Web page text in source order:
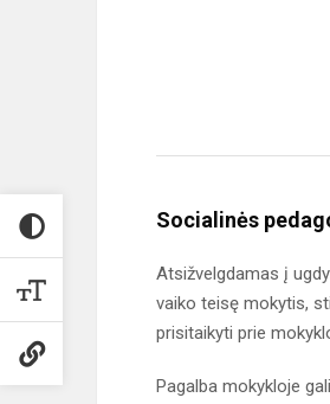
Socialinės
Atsižvelgdamas į
vaiko teisę mokytis,
prisitaikyti prie
Pagalba mokykloje